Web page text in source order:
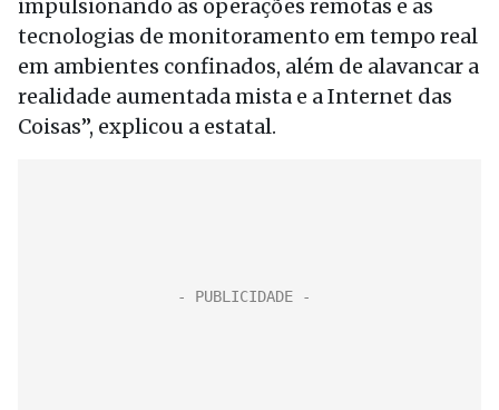
impulsionando as operações remotas e as
tecnologias de monitoramento em tempo real
em ambientes confinados, além de alavancar a
realidade aumentada mista e a Internet das
Coisas”, explicou a estatal.